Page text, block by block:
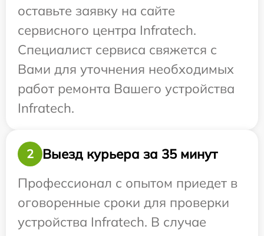
оставьте заявку на сайте
сервисного центра Infratech.
Специалист сервиса свяжется с
Вами для уточнения необходимых
работ ремонта Вашего устройства
Infratech.
2
Выезд курьера за 35 минут
Профессионал с опытом приедет в
оговоренные сроки для проверки
устройства Infratech. В случае